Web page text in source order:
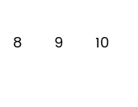
8 9
10